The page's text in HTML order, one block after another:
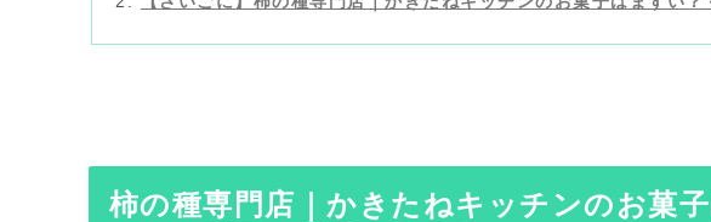
柿の種専門店｜かきたねキッチンのお菓